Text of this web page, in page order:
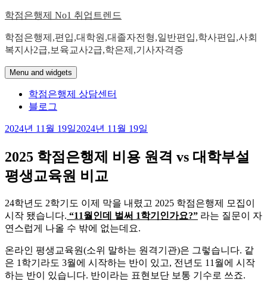
Skip
content
학점은행제 No1 취업트렌드
학점은행제,편입,대학원,대졸자전형,일반편입,학사편입,사회
복지사2급,보육교사2급,학은제,기사자격증
Menu and widgets
학점은행제 상담센터
블로그
2024년 11월 19일2024년 11월 19일
2025 학점은행제 비용 원격 vs 대학부설
평생교육원 비교
24학년도 2학기도 이제 막을 내렸고 2025 학점은행제 모집이
시작 됐습니다. “11월인데 벌써 1학기인가요?” 라는 질문이 자
연스럽게 나올 수 밖에 없는데요.
​온라인 평생교육원(소위 말하는 원격기관)은 그렇습니다. 같
은 1학기라도 3월에 시작하는 반이 있고, 전년도 11월에 시작
하는 반이 있습니다. 반이라는 표현보단 보통 기수로 쓰죠.